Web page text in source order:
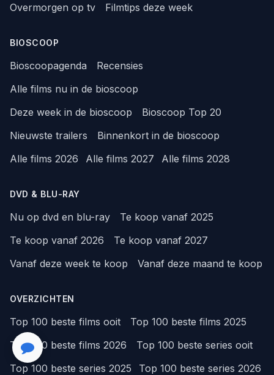
Overmorgen op tv
Filmtips deze week
BIOSCOOP
Bioscoopagenda
Recensies
Alle films nu in de bioscoop
Deze week in de bioscoop
Bioscoop Top 20
Nieuwste trailers
Binnenkort in de bioscoop
Alle films 2026
Alle films 2027 Alle films 2028
DVD & BLU-RAY
Nu op dvd en blu-ray
Te koop vanaf 2025
Te koop vanaf 2026
Te koop vanaf 2027
Vanaf deze week te koop
Vanaf deze maand te koop
OVERZICHTEN
Top 100 beste films ooit
Top 100 beste films 2025
Top 100 beste films 2026
Top 100 beste series ooit
Top 100 beste series 2025
Top 100 beste series 2026